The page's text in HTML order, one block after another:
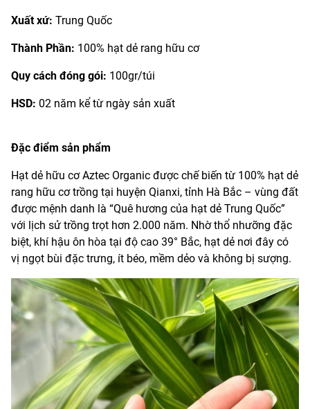
Xuất xứ: Trung Quốc
Thành Phần: 100% hạt dẻ rang hữu cơ
Quy cách đóng gói: 100gr/túi
HSD: 02 năm kể từ ngày sản xuất
Đặc điểm sản phẩm
Hạt dẻ hữu cơ Aztec Organic được chế biến từ 100% hạt dẻ
rang hữu cơ trồng tại huyện Qianxi, tỉnh Hà Bắc – vùng đất
được mệnh danh là “Quê hương của hạt dẻ Trung Quốc”
với lịch sử trồng trọt hơn 2.000 năm. Nhờ thổ nhưỡng đặc
biệt, khí hậu ôn hòa tại độ cao 39° Bắc, hạt dẻ nơi đây có
vị ngọt bùi đặc trưng, ít béo, mềm dẻo và không bị sượng.